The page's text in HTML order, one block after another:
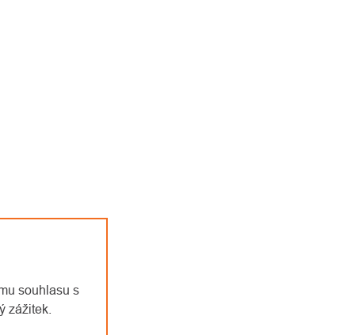
souhlasu s
zážitek.